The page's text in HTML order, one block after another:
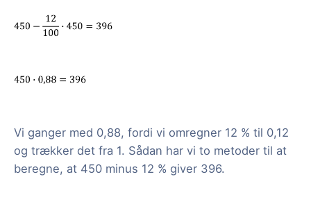
Vi ganger med 0,88, fordi vi omregner 12 % til 0,12
og trækker det fra 1. Sådan har vi to metoder til at
beregne, at 450 minus 12 % giver 396.